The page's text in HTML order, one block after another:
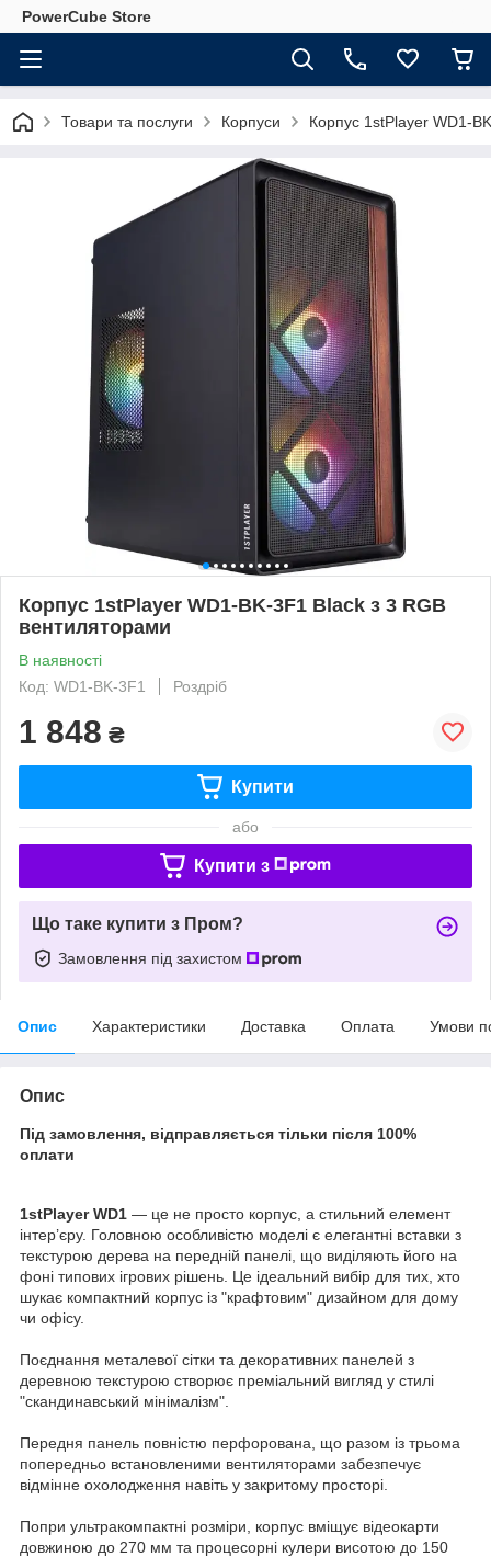
PowerCube Store
Товари та послуги Корпуси Корпус 1stPlayer WD1-
Корпус 1stPlayer WD1-BK-3F1 Black з 3 RGB
вентиляторами
В наявності
Код: WD1-BK-3F1
Роздріб
1 848 ₴
Купити
або
Купити з
Що таке купити з Пром?
Замовлення під захистом
Опис Характеристики Доставка Оплата Умови
Опис
Під замовлення, відправляється тільки після 100%
оплати
1stPlayer WD1 — це не просто корпус, а стильний елемент
інтер’єру. Головною особливістю моделі є елегантні вставки з
текстурою дерева на передній панелі, що виділяють його на
фоні типових ігрових рішень. Це ідеальний вибір для тих, хто
шукає компактний корпус із "крафтовим" дизайном для дому
чи офісу.
Поєднання металевої сітки та декоративних панелей з
деревною текстурою створює преміальний вигляд у стилі
"скандинавський мінімалізм".
Передня панель повністю перфорована, що разом із трьома
попередньо встановленими вентиляторами забезпечує
відмінне охолодження навіть у закритому просторі.
Попри ультракомпактні розміри, корпус вміщує відеокарти
довжиною до 270 мм та процесорні кулери висотою до 150